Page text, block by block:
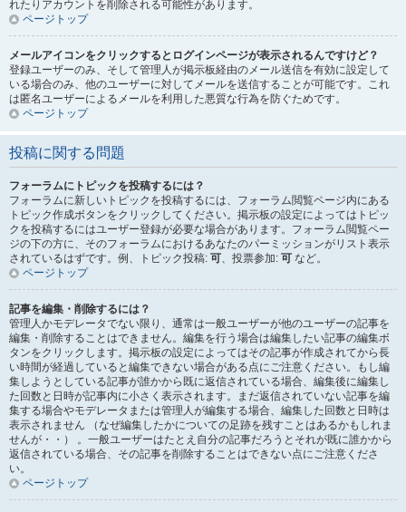
れたりアカウントを削除される可能性があります。
ページトップ
メールアイコンをクリックするとログインページが表示されるんですけど？
登録ユーザーのみ、そして管理人が掲示板経由のメール送信を有効に設定して
いる場合のみ、他のユーザーに対してメールを送信することが可能です。これ
は匿名ユーザーによるメールを利用した悪質な行為を防ぐためです。
ページトップ
投稿に関する問題
フォーラムにトピックを投稿するには？
フォーラムに新しいトピックを投稿するには、フォーラム閲覧ページ内にある
トピック作成ボタンをクリックしてください。掲示板の設定によってはトピッ
クを投稿するにはユーザー登録が必要な場合があります。フォーラム閲覧ペー
ジの下の方に、そのフォーラムにおけるあなたのパーミッションがリスト表示
されているはずです。例、トピック投稿: 可、投票参加: 可 など。
ページトップ
記事を編集・削除するには？
管理人かモデレータでない限り、通常は一般ユーザーが他のユーザーの記事を
編集・削除することはできません。編集を行う場合は編集したい記事の編集ボ
タンをクリックします。掲示板の設定によってはその記事が作成されてから長
い時間が経過していると編集できない場合がある点にご注意ください。もし編
集しようとしている記事が誰かから既に返信されている場合、編集後に編集し
た回数と日時が記事内に小さく表示されます。まだ返信されていない記事を編
集する場合やモデレータまたは管理人が編集する場合、編集した回数と日時は
表示されません （なぜ編集したかについての足跡を残すことはあるかもしれま
せんが・・） 。一般ユーザーはたとえ自分の記事だろうとそれが既に誰かから
返信されている場合、その記事を削除することはできない点にご注意くださ
い。
ページトップ